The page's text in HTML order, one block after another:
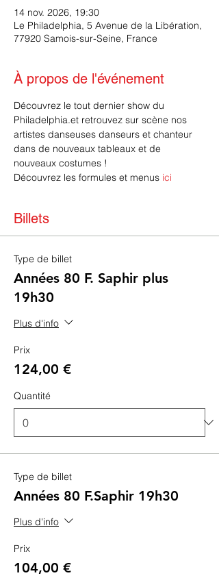
14 nov. 2026, 19:30
Le Philadelphia, 5 Avenue de la Libération,
77920 Samois-sur-Seine, France
À propos de l'événement
Découvrez le tout dernier show du
Philadelphia.et retrouvez sur scène nos
artistes danseuses danseurs et chanteur
dans de nouveaux tableaux et de
nouveaux costumes !
Découvrez les formules et menus ici
Billets
Type de billet
Années 80 F. Saphir plus
19h30
Plus d'info
Prix
124,00 €
Quantité
Type de billet
Années 80 F.Saphir 19h30
Plus d'info
Prix
104,00 €